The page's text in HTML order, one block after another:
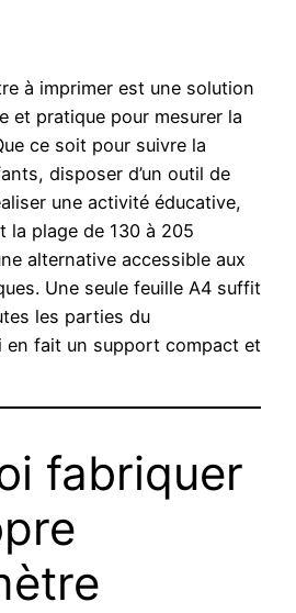
à imprimer est une solution
et pratique pour mesurer la
ce soit pour suivre la
disposer d’un outil de
une activité éducative,
la plage de 130 à 205
alternative accessible aux
Une seule feuille A4 suffit
les parties du
en fait un support compact et
fabriquer